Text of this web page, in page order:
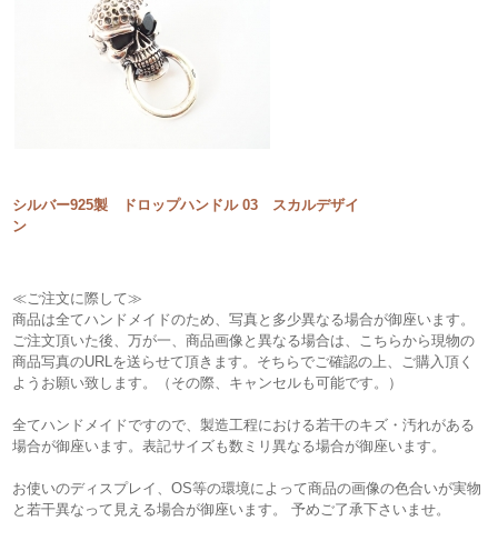
シルバー925製 ドロップハンドル 03 スカルデザイ
ン
≪ご注文に際して≫
商品は全てハンドメイドのため、写真と多少異なる場合が御座います。
ご注文頂いた後、万が一、商品画像と異なる場合は、こちらから現物の
商品写真のURLを送らせて頂きます。そちらでご確認の上、ご購入頂く
ようお願い致します。（その際、キャンセルも可能です。）
全てハンドメイドですので、製造工程における若干のキズ・汚れがある
場合が御座います。表記サイズも数ミリ異なる場合が御座います。
お使いのディスプレイ、OS等の環境によって商品の画像の色合いが実物
と若干異なって見える場合が御座います。 予めご了承下さいませ。